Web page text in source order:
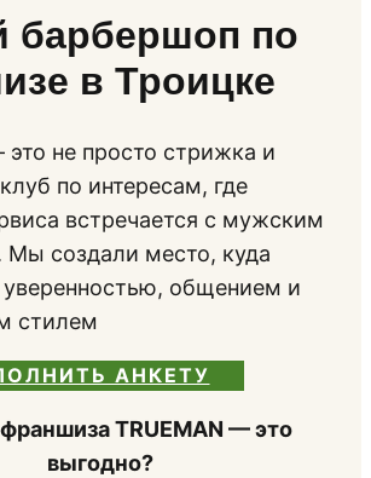
барбершоп по
в Троицке
не просто стрижка и
по интересам, где
встречается с мужским
Мы создали место, куда
уверенностью, общением и
стилем
АНКЕТУ
TRUEMAN — это
выгодно?